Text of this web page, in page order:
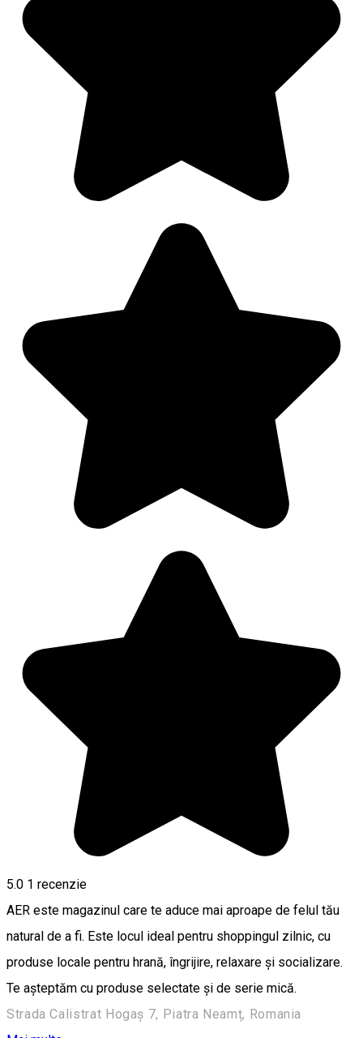
5.0 1 recenzie
AER este magazinul care te aduce mai aproape de felul tău
natural de a fi. Este locul ideal pentru shoppingul zilnic, cu
produse locale pentru hrană, îngrijire, relaxare și socializare.
Te aşteptăm cu produse selectate și de serie mică.
Strada Calistrat Hogaș 7, Piatra Neamț, Romania